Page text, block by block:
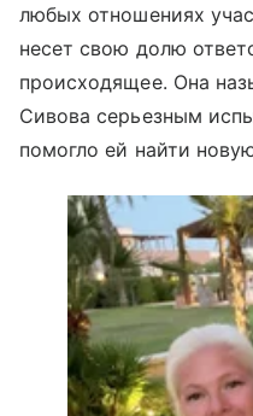
любых отношениях
несет свою долю
происходящее. Она
Сивова серьезным
помогло ей найти